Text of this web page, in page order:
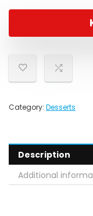
Category: Desserts
Description
Additional